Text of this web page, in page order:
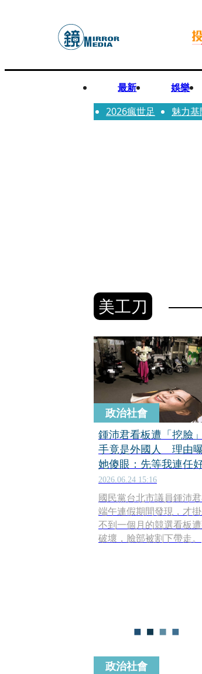
最新 娛樂
2026瘋世足
魅力基
美工刀
政治社會
鍾沛君看板遭「挖臉
手竟是外國人 理由
她傻眼：先等我連任
2026.06.24 15:16
國民黨台北市議員鍾沛
端午連假期間發現，才
不到一個月的競選看板
破壞，臉部被割下帶走。
政治社會